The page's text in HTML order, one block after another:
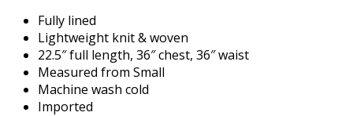
Fully lined
Lightweight knit & woven
22.5″ full length, 36″ chest, 36″ waist
Measured from Small
Machine wash cold
Imported